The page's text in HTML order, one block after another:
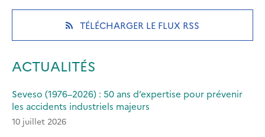
new
tab)
new
tab)
new
tab)
TÉLÉCHARGER LE FLUX RSS(OPENS
ACTUALITÉS
Seveso (1976–2026) : 50 ans d’expertise pour prévenir
les accidents industriels majeurs
10 juillet 2026